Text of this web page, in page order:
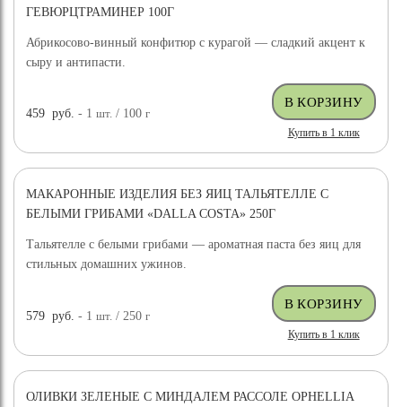
ГЕВЮРЦТРАМИНЕР 100Г
Абрикосово-винный конфитюр с курагой — сладкий акцент к
сыру и антипасти.
459 руб. - 1шт. / 100г
Купить в 1 клик
МАКАРОННЫЕ ИЗДЕЛИЯ БЕЗ ЯИЦ ТАЛЬЯТЕЛЛЕ С
БЕЛЫМИ ГРИБАМИ «DALLA COSTA» 250Г
Тальятелле с белыми грибами — ароматная паста без яиц для
стильных домашних ужинов.
579 руб. - 1шт. / 250г
Купить в 1 клик
ОЛИВКИ ЗЕЛЕНЫЕ С МИНДАЛЕМ РАССОЛЕ OPHELLIA